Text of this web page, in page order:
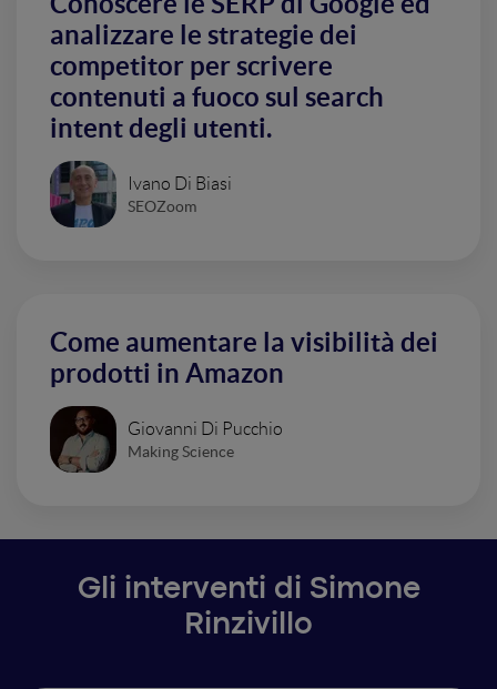
analizzare le strategie dei
competitor per scrivere
contenuti a fuoco sul search
intent degli utenti.
Ivano Di Biasi
SEOZoom
Come aumentare la visibilità dei
prodotti in Amazon
Giovanni Di Pucchio
Making Science
Gli interventi di Simone
Rinzivillo